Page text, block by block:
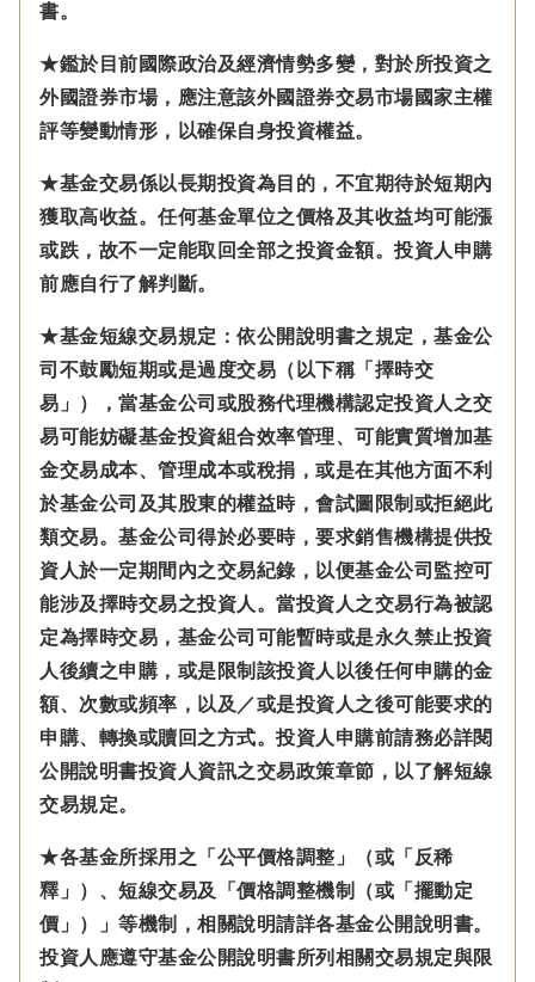
書。
★鑑於目前國際政治及經濟情勢多變，對於所投資之
外國證券市場，應注意該外國證券交易市場國家主權
評等變動情形，以確保自身投資權益。
★基金交易係以長期投資為目的，不宜期待於短期內
獲取高收益。任何基金單位之價格及其收益均可能漲
或跌，故不一定能取回全部之投資金額。投資人申購
前應自行了解判斷。
★基金短線交易規定：依公開說明書之規定，基金公
司不鼓勵短期或是過度交易（以下稱「擇時交
易」），當基金公司或股務代理機構認定投資人之交
易可能妨礙基金投資組合效率管理、可能實質增加基
金交易成本、管理成本或稅捐，或是在其他方面不利
於基金公司及其股東的權益時，會試圖限制或拒絕此
類交易。基金公司得於必要時，要求銷售機構提供投
資人於一定期間內之交易紀錄，以便基金公司監控可
能涉及擇時交易之投資人。當投資人之交易行為被認
定為擇時交易，基金公司可能暫時或是永久禁止投資
人後續之申購，或是限制該投資人以後任何申購的金
額、次數或頻率，以及／或是投資人之後可能要求的
申購、轉換或贖回之方式。投資人申購前請務必詳閱
公開說明書投資人資訊之交易政策章節，以了解短線
交易規定。
★各基金所採用之「公平價格調整」（或「反稀
釋」）、短線交易及「價格調整機制（或「擺動定
價」）」等機制，相關說明請詳各基金公開說明書。
投資人應遵守基金公開說明書所列相關交易規定與限